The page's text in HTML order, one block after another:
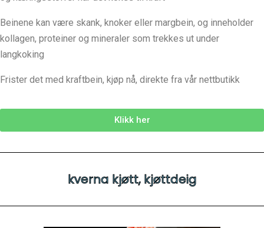
Beinene kan være skank, knoker eller margbein, og inneholder
kollagen, proteiner og mineraler som trekkes ut under
langkoking
Frister det med kraftbein, kjøp nå, direkte fra vår nettbutikk
Klikk her
kverna kjøtt, kjøttdeig